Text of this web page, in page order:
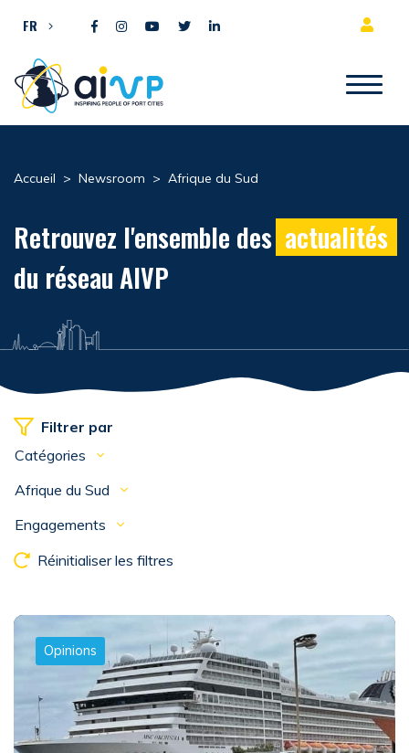
FR
Accueil > Newsroom > Afrique du Sud
Retrouvez l'ensemble des actualités
du réseau AIVP
Filtrer par
Catégories
Afrique du Sud
Engagements
Réinitialiser les filtres
Opinions